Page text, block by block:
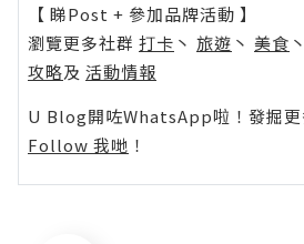
【 睇Post + 參加品牌活動 】
瀏覽更多社群 打卡 丶 旅遊 丶 美食 丶
攻略及 活動情報
U Blog開咗WhatsApp啦！發掘更
Follow 我哋 ！